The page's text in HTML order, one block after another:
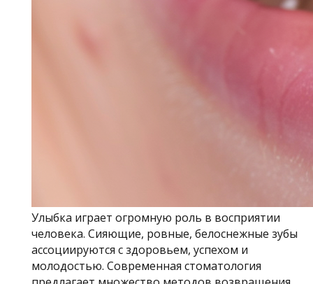
Улыбка играет огромную роль в восприятии
человека. Сияющие, ровные, белоснежные зубы
ассоциируются с здоровьем, успехом и
молодостью. Современная стоматология